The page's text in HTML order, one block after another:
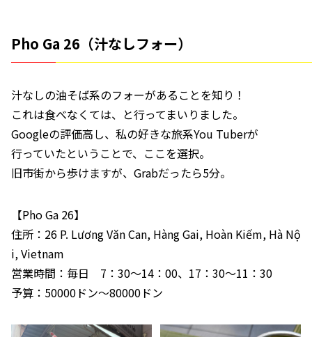
Pho Ga 26（汁なしフォー）
汁なしの油そば系のフォーがあることを知り！
これは食べなくては、と行ってまいりました。
Googleの評価高し、私の好きな旅系You Tuberが
行っていたということで、ここを選択。
旧市街から歩けますが、Grabだったら5分。
【Pho Ga 26】
住所：26 P. Lương Văn Can, Hàng Gai, Hoàn Kiếm, Hà Nộ
i, Vietnam
営業時間：毎日 7：30～14：00、17：30～11：30
予算：50000ドン～80000ドン